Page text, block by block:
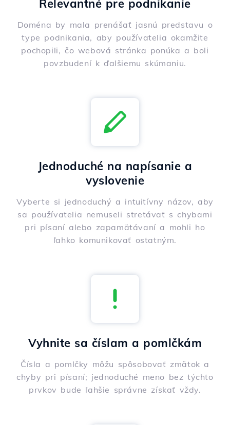
Relevantné pre podnikanie
Doména by mala prenášať jasnú predstavu o
type podnikania, aby používatelia okamžite
pochopili, čo webová stránka ponúka a boli
povzbudení k ďalšiemu skúmaniu.
Jednoduché na napísanie a
vyslovenie
Vyberte si jednoduchý a intuitívny názov, aby
sa používatelia nemuseli stretávať s chybami
pri písaní alebo zapamätávaní a mohli ho
ľahko komunikovať ostatným.
Vyhnite sa číslam a pomlčkám
Čísla a pomlčky môžu spôsobovať zmätok a
chyby pri písaní; jednoduché meno bez týchto
prvkov bude ľahšie správne získať vždy.